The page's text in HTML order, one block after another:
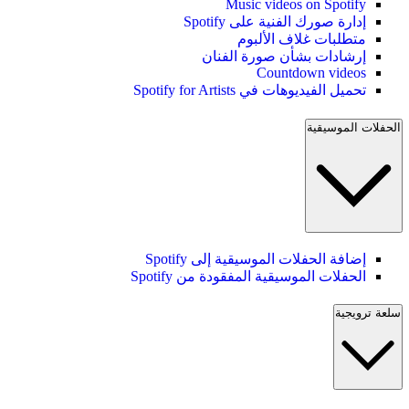
Music videos on Spotify
إدارة صورك الفنية على Spotify
متطلبات غلاف الألبوم
إرشادات بشأن صورة الفنان
Countdown videos
تحميل الفيديوهات في Spotify for Artists
الحفلات الموسيقية
إضافة الحفلات الموسيقية إلى Spotify
الحفلات الموسيقية المفقودة من Spotify
سلعة ترويجية